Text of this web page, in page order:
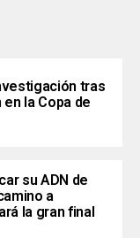
tras
la Copa de
su ADN de
a
la gran final